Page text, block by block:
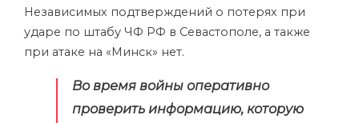
Независимых подтверждений о потерях при
ударе по штабу ЧФ РФ в Севастополе, а также
при атаке на «Минск» нет.
Во время войны оперативно
проверить информацию, которую